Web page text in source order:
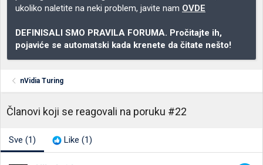
ukoliko naletite na neki problem, javite nam OVDE
DEFINISALI SMO PRAVILA FORUMA. Pročitajte ih,
pojaviće se automatski kada krenete da čitate nešto!
nVidia Turing
Članovi koji se reagovali na poruku #22
Sve (1) Like (1)